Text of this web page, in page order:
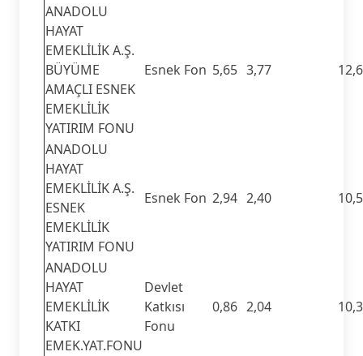
ANADOLU
HAYAT
EMEKLİLİK A.Ş.
BÜYÜME
AMAÇLI ESNEK
EMEKLİLİK
YATIRIM FONU
Esnek Fon 5,65 3,77
ANADOLU
HAYAT
EMEKLİLİK A.Ş.
ESNEK
EMEKLİLİK
YATIRIM FONU
Esnek Fon 2,94 2,40
ANADOLU
HAYAT
EMEKLİLİK
KATKI
EMEK.YAT.FONU
Devlet
Katkısı
Fonu
0,86 2,04